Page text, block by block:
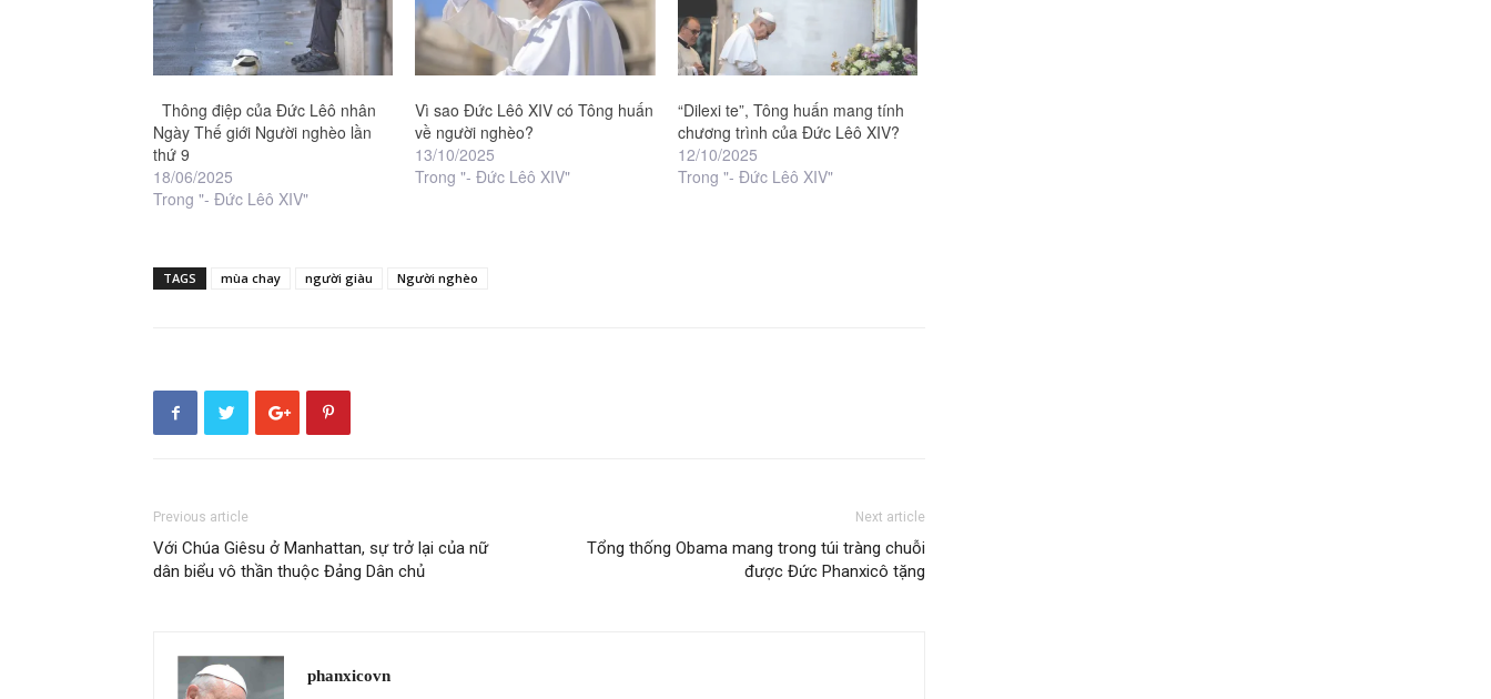
Thông điệp của Đức Lêô nhân
Ngày Thế giới Người nghèo lần
thứ 9
18/06/2025
Trong "- Đức Lêô XIV"
Vì sao Đức Lêô XIV có Tông huấn
về người nghèo?
13/10/2025
Trong "- Đức Lêô XIV"
“Dilexi te”, Tông huấn mang tính
chương trình của Đức Lêô XIV?
12/10/2025
Trong "- Đức Lêô XIV"
TAGS mùa chay người giàu Người nghèo
Previous article
Với Chúa Giêsu ở Manhattan, sự trở lại của nữ
dân biểu vô thần thuộc Đảng Dân chủ
Next article
Tổng thống Obama mang trong túi tràng chuỗi
được Đức Phanxicô tặng
phanxicovn